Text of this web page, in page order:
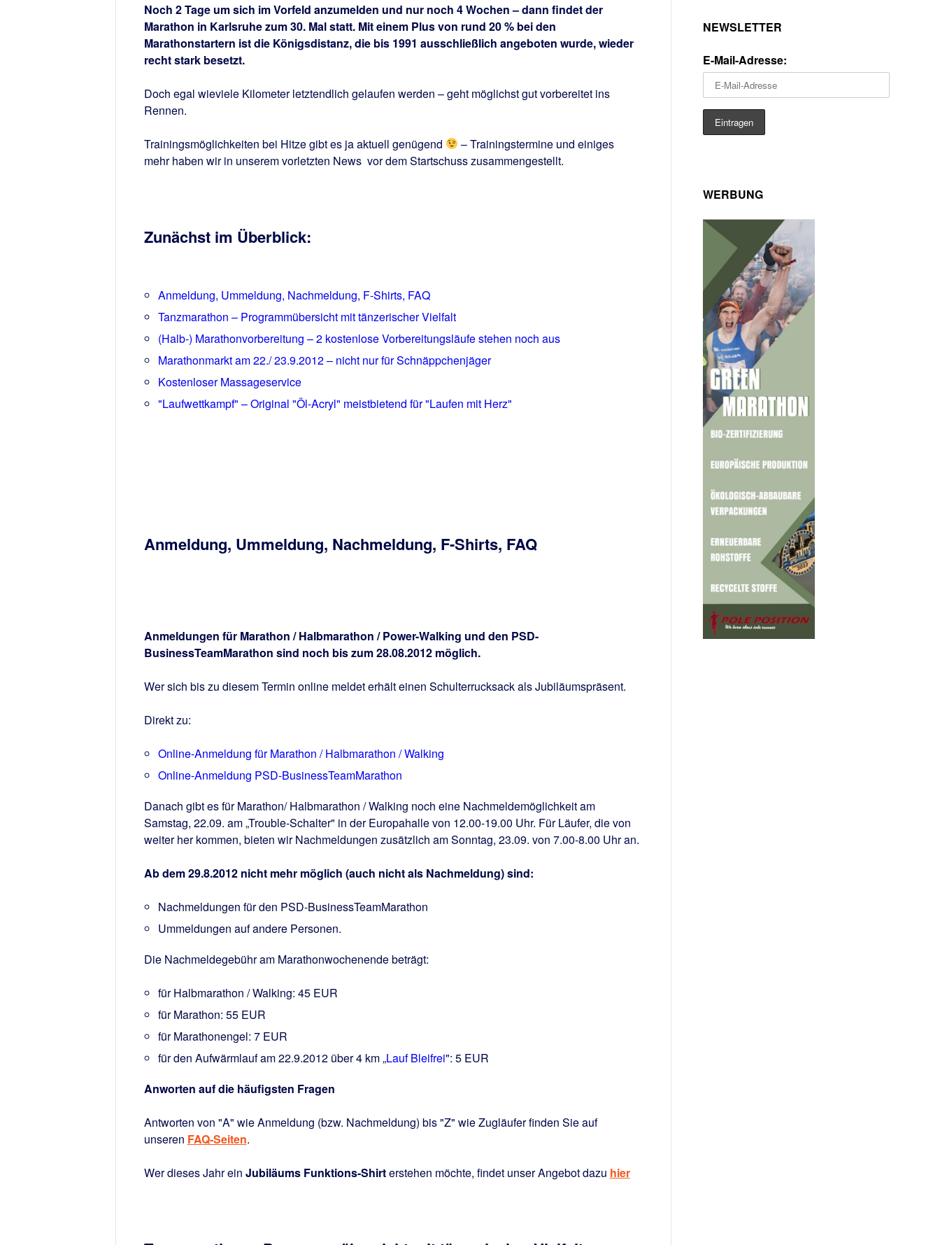
Noch 2 Tage um sich im Vorfeld anzumelden und nur noch 4 Wochen – dann findet der
Marathon in Karlsruhe zum 30. Mal statt. Mit einem Plus von rund 20 % bei den
Marathonstartern ist die Königsdistanz, die bis 1991 ausschließlich angeboten wurde, wieder
recht stark besetzt.
Doch egal wieviele Kilometer letztendlich gelaufen werden – geht möglichst gut vorbereitet ins
Rennen.
Trainingsmöglichkeiten bei Hitze gibt es ja aktuell genügend
– Trainingstermine und einiges
mehr haben wir in unserem vorletzten News vor dem Startschuss zusammengestellt.
Zunächst im Überblick:
Anmeldung, Ummeldung, Nachmeldung, F-Shirts, FAQ
Tanzmarathon – Programmübersicht mit tänzerischer Vielfalt
(Halb-) Marathonvorbereitung – 2 kostenlose Vorbereitungsläufe stehen noch aus
Marathonmarkt am 22./ 23.9.2012 – nicht nur für Schnäppchenjäger
Kostenloser Massageservice
"Laufwettkampf" – Original "Öl-Acryl" meistbietend für "Laufen mit Herz"
Anmeldung, Ummeldung, Nachmeldung, F-Shirts, FAQ
Anmeldungen für Marathon / Halbmarathon / Power-Walking und den PSD-
BusinessTeamMarathon sind noch bis zum 28.08.2012 möglich.
Wer sich bis zu diesem Termin online meldet erhält einen Schulterrucksack als Jubiläumspräsent.
Direkt zu:
Online-Anmeldung für Marathon / Halbmarathon / Walking
Online-Anmeldung PSD-BusinessTeamMarathon
Danach gibt es für Marathon/ Halbmarathon / Walking noch eine Nachmeldemöglichkeit am
Samstag, 22.09. am „Trouble-Schalter" in der Europahalle von 12.00-19.00 Uhr. Für Läufer, die von
weiter her kommen, bieten wir Nachmeldungen zusätzlich am Sonntag, 23.09. von 7.00-8.00 Uhr an.
Ab dem 29.8.2012 nicht mehr möglich (auch nicht als Nachmeldung) sind:
Nachmeldungen für den PSD-BusinessTeamMarathon
Ummeldungen auf andere Personen.
Die Nachmeldegebühr am Marathonwochenende beträgt:
für Halbmarathon / Walking: 45 EUR
für Marathon: 55 EUR
für Marathonengel: 7 EUR
für den Aufwärmlauf am 22.9.2012 über 4 km „Lauf Bleifrei": 5 EUR
Anworten auf die häufigsten Fragen
Antworten von "A" wie Anmeldung (bzw. Nachmeldung) bis "Z" wie Zugläufer finden Sie auf
unseren FAQ-Seiten.
Wer dieses Jahr ein Jubiläums Funktions-Shirterstehen möchte, findet unser Angebot dazu hier
NEWSLETTER
E-Mail-Adresse:
WERBUNG